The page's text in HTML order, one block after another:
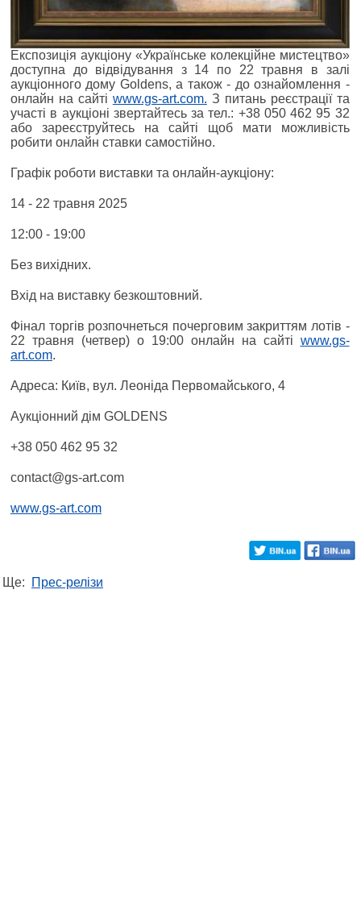
Експозиція аукціону «Українське колекційне мистецтво»
доступна до відвідування з 14 по 22 травня в залі
аукціонного дому Goldens, а також - до ознайомлення -
онлайн на сайті www.gs-art.com. З питань реєстрації та
участі в аукціоні звертайтесь за тел.: +38 050 462 95 32
або зареєструйтесь на сайті щоб мати можливість
робити онлайн ставки самостійно.
Графік роботи виставки та онлайн-аукціону:
14 - 22 травня 2025
12:00 - 19:00
Без вихідних.
Вхід на виставку безкоштовний.
Фінал торгів розпочнеться почерговим закриттям лотів -
22 травня (четвер) о 19:00 онлайн на сайті www.gs-
art.com.
Адреса: Київ, вул. Леоніда Первомайського, 4
Аукціонний дім GOLDENS
+38 050 462 95 32
contact@gs-art.com
www.gs-art.com
Ще: Прес-релізи